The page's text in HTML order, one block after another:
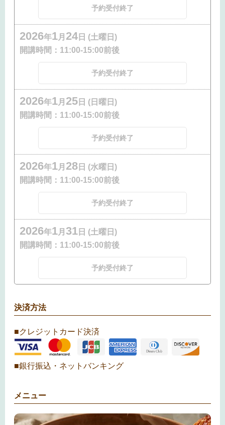
予約受付終了
2026年1月 24 日 (土曜日)
開講時間： 11:00-15:00前後
予約受付終了
2026年1月 25 日 (日曜日)
開講時間： 11:00-15:00前後
予約受付終了
2026年1月 28 日 (水曜日)
開講時間： 11:00-15:00前後
予約受付終了
2026年1月 31 日 (土曜日)
開講時間： 11:00-15:00前後
予約受付終了
決済方法
■クレジットカード決済
■銀行振込・ネットバンキング
メニュー